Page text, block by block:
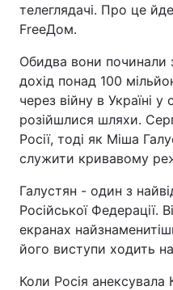
телеглядачі. Про це
FreeДом.
Обидва вони починали
дохід понад 100
через війну в Україні
розійшлися шляхи.
Росії, тоді як Міша
служити кривавому
Галустян - один з
Російської Федерації.
екранах
його виступи ходить
Коли Росія